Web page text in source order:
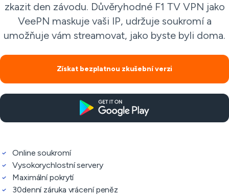
zkazit den závodu. Důvěryhodné F1 TV VPN jako
VeePN maskuje vaši IP, udržuje soukromí a
umožňuje vám streamovat, jako byste byli doma.
Získat bezplatnou zkušební verzi
Online soukromí
Vysokorychlostní servery
Maximální pokrytí
30denní záruka vrácení peněz